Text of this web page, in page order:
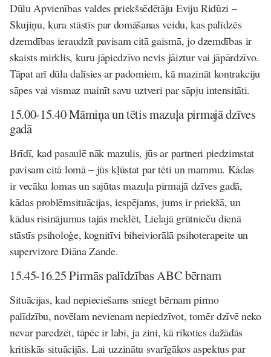
Dūlu Apvienības valdes priekšsēdētāju Eviju Ridūzi –
Skujiņu, kura stāstīs par domāšanas veidu, kas palīdzēs
dzemdības ieraudzīt pavisam citā gaismā, jo dzemdības ir
skaists mirklis, kuru jāpiedzīvo nevis jāiztur vai jāpārdzīvo.
Tāpat arī dūla dalīsies ar padomiem, kā mazināt kontrakciju
sāpes vai vismaz mainīt savu uztveri par sāpju intensitāti.
15.00-15.40 Māmiņa un tētis mazuļa pirmajā dzīves
gadā
Brīdī, kad pasaulē nāk mazulis, jūs ar partneri piedzimstat
pavisam citā lomā – jūs kļūstat par tēti un mammu. Kādas
ir vecāku lomas un sajūtas mazuļa pirmajā dzīves gadā,
kādas problēmsituācijas, iespējams, jums ir priekšā, un
kādus risinājumus tajās meklēt, Lielajā grūtnieču dienā
stāstīs psiholoģe, kognitīvi biheiviorālā psihoterapeite un
supervizore Diāna Zande.
15.45-16.25 Pirmās palīdzības ABC bērnam
Situācijas, kad nepieciešams sniegt bērnam pirmo
palīdzību, novēlam nevienam nepiedzīvot, tomēr dzīvē neko
nevar paredzēt, tāpēc ir labi, ja zini, kā rīkoties dažādās
kritiskās situācijās. Lai uzzinātu svarīgākos aspektus par